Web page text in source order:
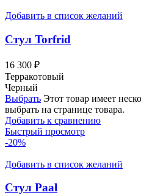
Добавить в список желаний
Стул Torfrid
16 300 ₽
Терракотовый
Черный
Выбрать Этот товар имеет
выбрать на странице товара.
Добавить к сравнению
Быстрый просмотр
-20%
Добавить в список желаний
Стул Paal